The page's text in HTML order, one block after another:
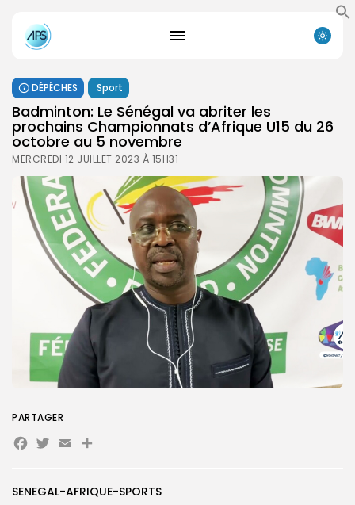
for:
FR
DÉPÊCHES Sport
Badminton: Le Sénégal va abriter les
prochains Championnats d’Afrique U15 du 26
octobre au 5 novembre
MERCREDI 12 JUILLET 2023 À 15H31
SENEGAL-AFRIQUE-SPORTS
PARTAGER
Facebook
Twitter
EmailPartager